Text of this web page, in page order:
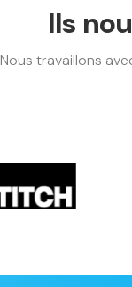
Ils
Nous travaillons